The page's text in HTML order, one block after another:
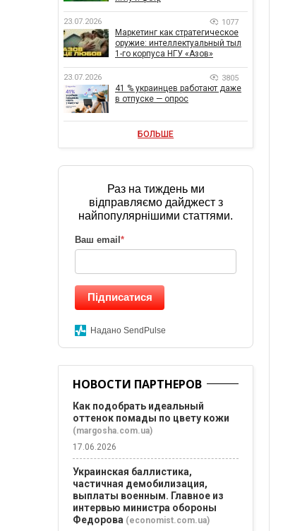
23.07.2026 1077
Маркетинг как стратегическое
оружие: интеллектуальный тыл
1-го корпуса НГУ «Азов»
23.07.2026 3805
41 % украинцев работают даже
в отпуске — опрос
БОЛЬШЕ
Раз на тиждень ми
відправляємо дайджест з
найпопулярнішими статтями.
Ваш email *
Підписатися
Надано SendPulse
НОВОСТИ ПАРТНЕРОВ
Как подобрать идеальный
оттенок помады по цвету кожи
(margosha.com.ua)
17.06.2026
Украинская баллистика,
частичная демобилизация,
выплаты военным. Главное из
интервью министра обороны
Федорова (economist.com.ua)